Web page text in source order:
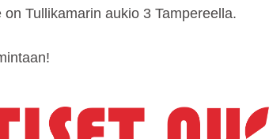
on Tullikamarin aukio 3 Tampereella.